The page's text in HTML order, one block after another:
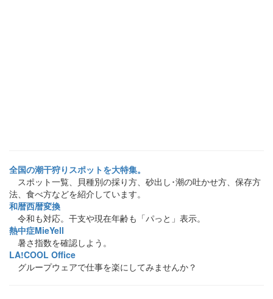
全国の潮干狩りスポットを大特集。
スポット一覧、貝種別の採り方、砂出し･潮の吐かせ方、保存方
法、食べ方などを紹介しています。
和暦西暦変換
令和も対応。干支や現在年齢も「パっと」表示。
熱中症MieYell
暑さ指数を確認しよう。
LA!COOL Office
グループウェアで仕事を楽にしてみませんか？